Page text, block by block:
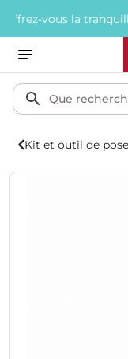
vous la tranquillité
Kit et outil de